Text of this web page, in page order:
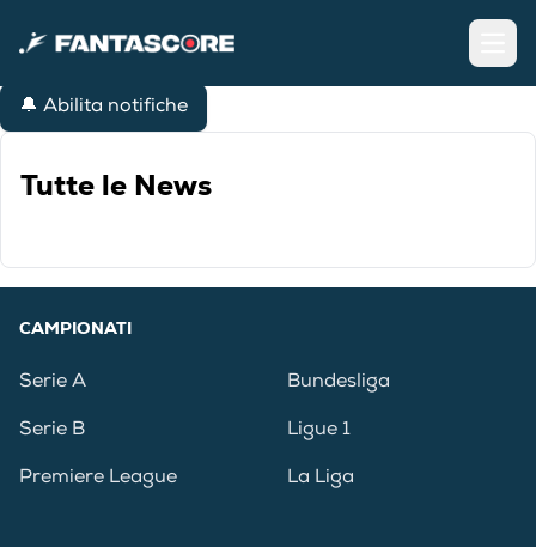
🔔 Abilita notifiche
Tutte le News
CAMPIONATI
Serie A
Serie B
Premiere League
Bundesliga
Ligue 1
La Liga